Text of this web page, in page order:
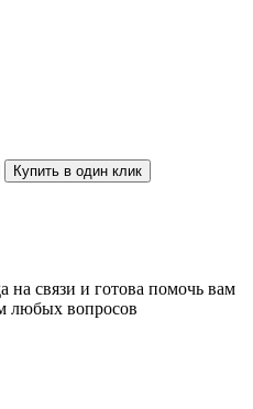
Купить в один клик
на связи и готова помочь вам
любых вопросов